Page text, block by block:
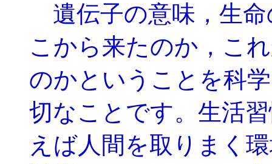
遺伝子の意味，生命
こから来たのか，こ
のかということを科
切なことです。生活
えば人間を取りまく